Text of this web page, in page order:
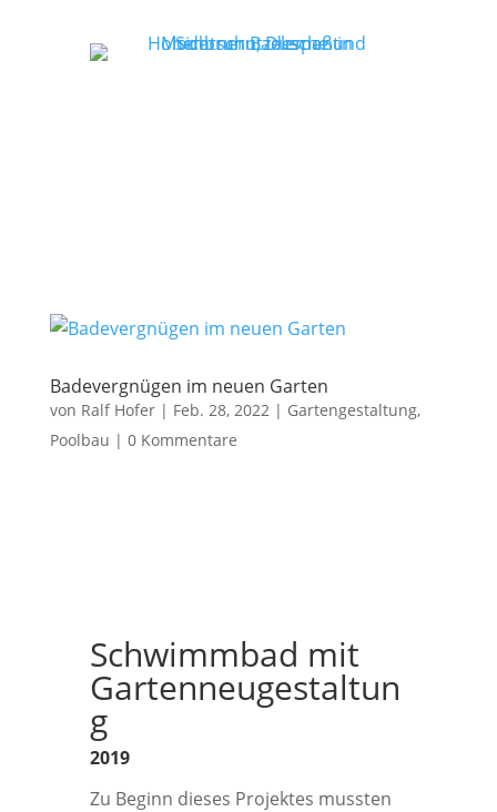
Badevergnügen im neuen Garten
von Ralf Hofer| Feb. 28, 2022| Gartengestaltung,
Poolbau | 0 Kommentare
Schwimmbad mit
Gartenneugestaltun
g
2019
Zu Beginn dieses Projektes mussten